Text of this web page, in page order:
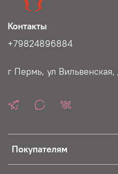
Покупателям
Контакты
+79824896884
г Пермь, ул Вильвенская,